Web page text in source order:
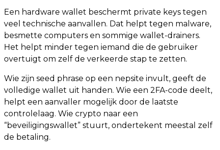
Een hardware wallet beschermt private keys tegen
veel technische aanvallen. Dat helpt tegen malware,
besmette computers en sommige wallet-drainers.
Het helpt minder tegen iemand die de gebruiker
overtuigt om zelf de verkeerde stap te zetten.
Wie zijn seed phrase op een nepsite invult, geeft de
volledige wallet uit handen. Wie een 2FA-code deelt,
helpt een aanvaller mogelijk door de laatste
controlelaag. Wie crypto naar een
“beveiligingswallet” stuurt, ondertekent meestal zelf
de betaling.